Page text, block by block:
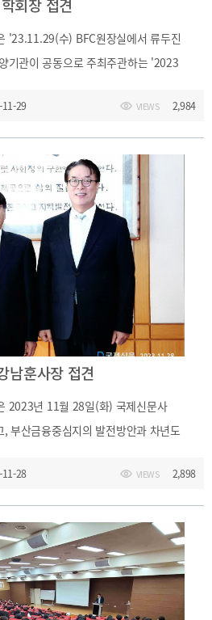
회장 접견
'23.11.29(수) BFC원장실에서 류두진
기관이 공동으로 주최주관하는 '2023
에 대한 의견을 나누었습니다.
29 VIEWS 2,984
남훈사장 접견
2023년 11월 28일(화) 국제신문사
부산금융중심지의 발전방안과 차년도
28 VIEWS 2,898